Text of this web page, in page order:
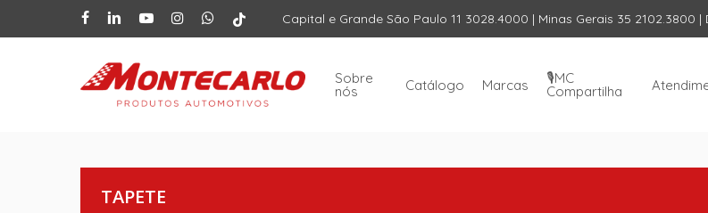
facebooklinkedinyoutubeinstagramwhatsapp
tiktok Capital e Grande São Paulo 11 3028.4000 | Minas Gerais 35
Sobre
nós Catálogo Marcas 🎙️MC
Compartilha
TAPETE